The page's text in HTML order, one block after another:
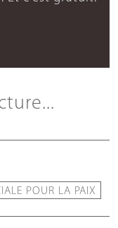
POUR LA PAIX